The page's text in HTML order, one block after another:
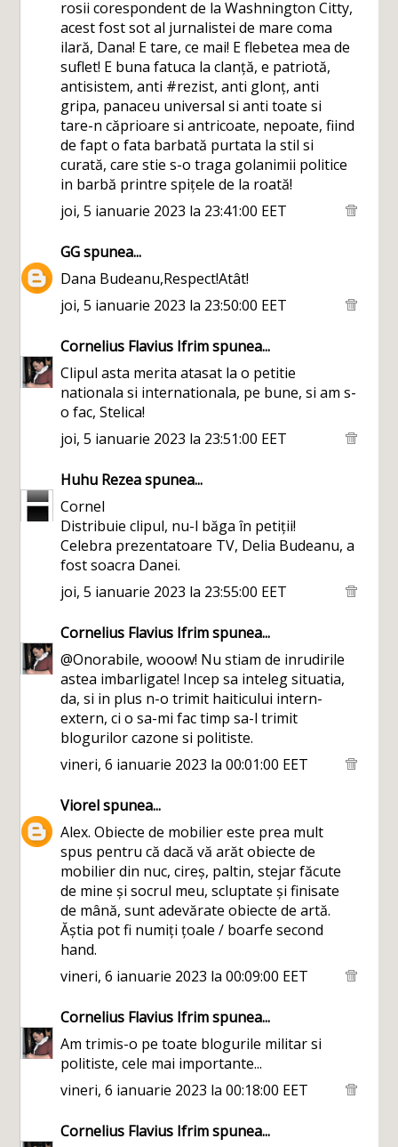
rosii corespondent de la Washnington Citty,
acest fost sot al jurnalistei de mare coma
ilară, Dana! E tare, ce mai! E flebetea mea de
suflet! E buna fatuca la clanță, e patriotă,
antisistem, anti #rezist, anti glonț, anti
gripa, panaceu universal si anti toate si
tare-n căprioare si antricoate, nepoate, fiind
de fapt o fata barbată purtata la stil si
curată, care stie s-o traga golanimii politice
in barbă printre spițele de la roată!
joi, 5 ianuarie 2023 la 23:41:00 EET
GGspunea...
Dana Budeanu,Respect!Atât!
joi, 5 ianuarie 2023 la 23:50:00 EET
Cornelius Flavius Ifrimspunea...
Clipul asta merita atasat la o petitie
nationala si internationala, pe bune, si am s-
o fac, Stelica!
joi, 5 ianuarie 2023 la 23:51:00 EET
Huhu Rezeaspunea...
Cornel
Distribuie clipul, nu-l băga în petiții!
Celebra prezentatoare TV, Delia Budeanu, a
fost soacra Danei.
joi, 5 ianuarie 2023 la 23:55:00 EET
Cornelius Flavius Ifrimspunea...
@Onorabile, wooow! Nu stiam de inrudirile
astea imbarligate! Incep sa inteleg situatia,
da, si in plus n-o trimit haiticului intern-
extern, ci o sa-mi fac timp sa-l trimit
blogurilor cazone si politiste.
vineri, 6 ianuarie 2023 la 00:01:00 EET
Viorelspunea...
Alex. Obiecte de mobilier este prea mult
spus pentru că dacă vă arăt obiecte de
mobilier din nuc, cireș, paltin, stejar făcute
de mine și socrul meu, scluptate și finisate
de mână, sunt adevărate obiecte de artă.
Ăștia pot fi numiți țoale / boarfe second
hand.
vineri, 6 ianuarie 2023 la 00:09:00 EET
Cornelius Flavius Ifrimspunea...
Am trimis-o pe toate blogurile militar si
politiste, cele mai importante...
vineri, 6 ianuarie 2023 la 00:18:00 EET
Cornelius Flavius Ifrimspunea...